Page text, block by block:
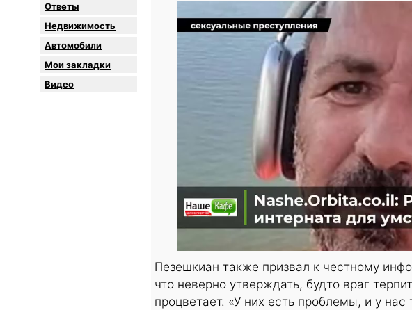
Oтветы
Недвижимость
Автомобили
Мои закладки
Видео
Пезешкиан также призвал к честному
что неверно утверждать, будто враг
процветает. «У них есть проблемы, и у